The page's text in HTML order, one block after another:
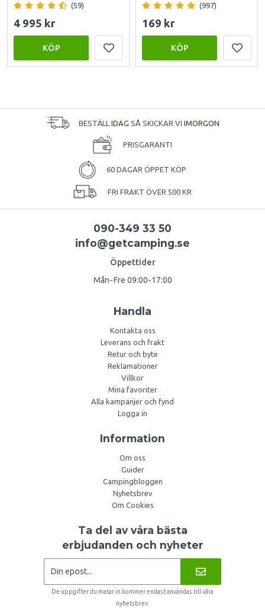
(59)
4 995 kr
KÖP
(997)
169 kr
KÖP
BESTÄLL IDAG SÅ SKICKAR VI IMORGON
PRISGARANTI
60 DAGAR ÖPPET KÖP
FRI FRAKT ÖVER 500 KR
090-349 33 50
info@getcamping.se
Öppettider
Mån-Fre 09:00-17:00
Handla
Kontakta oss
Leverans och frakt
Retur och byte
Reklamationer
Villkor
Mina favoriter
Alla kampanjer och fynd
Logga in
Information
Om oss
Guider
Campingbloggen
Nyhetsbrev
Om Cookies
Ta del av våra bästa
erbjudanden och nyheter
De uppgifter du matar in kommer endast användas till våra
nyhetsbrev.